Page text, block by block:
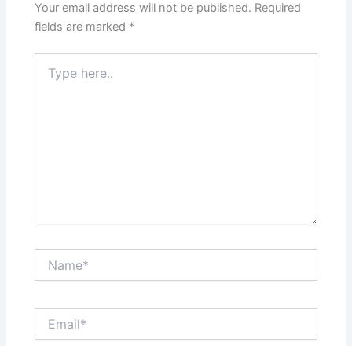
Your email address will not be published. Required
fields are marked *
here..